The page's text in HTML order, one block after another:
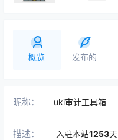
概览 发布的
昵称： uki审计工具箱
描述： 入驻本站1253天